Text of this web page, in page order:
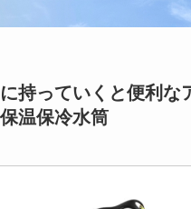
持っていくと便利
温保冷水筒